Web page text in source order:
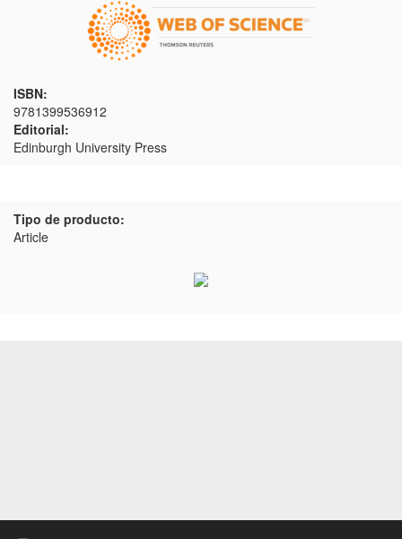
ISBN:
9781399536912
Editorial:
Edinburgh University Press
Tipo de producto:
Article